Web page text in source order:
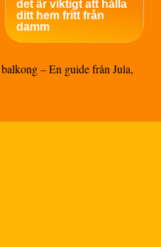
det är viktigt att hålla
ditt hem fritt från
damm
– En guide från Jula,